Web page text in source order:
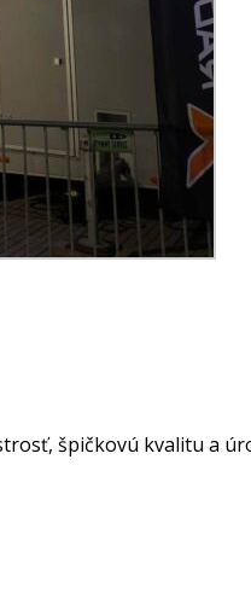
špičkovú kvalitu a